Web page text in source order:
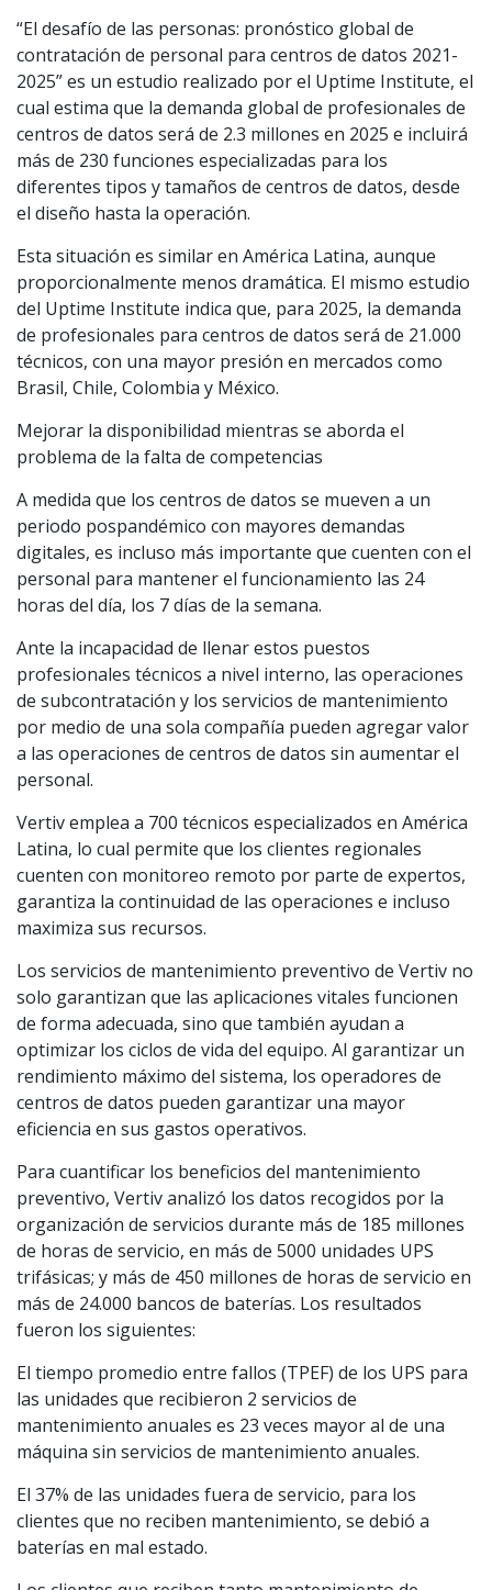
“El desafío de las personas: pronóstico global de
contratación de personal para centros de datos 2021-
2025” es un estudio realizado por el Uptime Institute, el
cual estima que la demanda global de profesionales de
centros de datos será de 2.3 millones en 2025 e incluirá
más de 230 funciones especializadas para los
diferentes tipos y tamaños de centros de datos, desde
el diseño hasta la operación.
Esta situación es similar en América Latina, aunque
proporcionalmente menos dramática. El mismo estudio
del Uptime Institute indica que, para 2025, la demanda
de profesionales para centros de datos será de 21.000
técnicos, con una mayor presión en mercados como
Brasil, Chile, Colombia y México.
Mejorar la disponibilidad mientras se aborda el
problema de la falta de competencias
A medida que los centros de datos se mueven a un
periodo pospandémico con mayores demandas
digitales, es incluso más importante que cuenten con el
personal para mantener el funcionamiento las 24
horas del día, los 7 días de la semana.
Ante la incapacidad de llenar estos puestos
profesionales técnicos a nivel interno, las operaciones
de subcontratación y los servicios de mantenimiento
por medio de una sola compañía pueden agregar valor
a las operaciones de centros de datos sin aumentar el
personal.
Vertiv emplea a 700 técnicos especializados en América
Latina, lo cual permite que los clientes regionales
cuenten con monitoreo remoto por parte de expertos,
garantiza la continuidad de las operaciones e incluso
maximiza sus recursos.
Los servicios de mantenimiento preventivo de Vertiv no
solo garantizan que las aplicaciones vitales funcionen
de forma adecuada, sino que también ayudan a
optimizar los ciclos de vida del equipo. Al garantizar un
rendimiento máximo del sistema, los operadores de
centros de datos pueden garantizar una mayor
eficiencia en sus gastos operativos.
Para cuantificar los beneficios del mantenimiento
preventivo, Vertiv analizó los datos recogidos por la
organización de servicios durante más de 185 millones
de horas de servicio, en más de 5000 unidades UPS
trifásicas; y más de 450 millones de horas de servicio en
más de 24.000 bancos de baterías. Los resultados
fueron los siguientes:
El tiempo promedio entre fallos (TPEF) de los UPS para
las unidades que recibieron 2 servicios de
mantenimiento anuales es 23 veces mayor al de una
máquina sin servicios de mantenimiento anuales.
El 37% de las unidades fuera de servicio, para los
clientes que no reciben mantenimiento, se debió a
baterías en mal estado.